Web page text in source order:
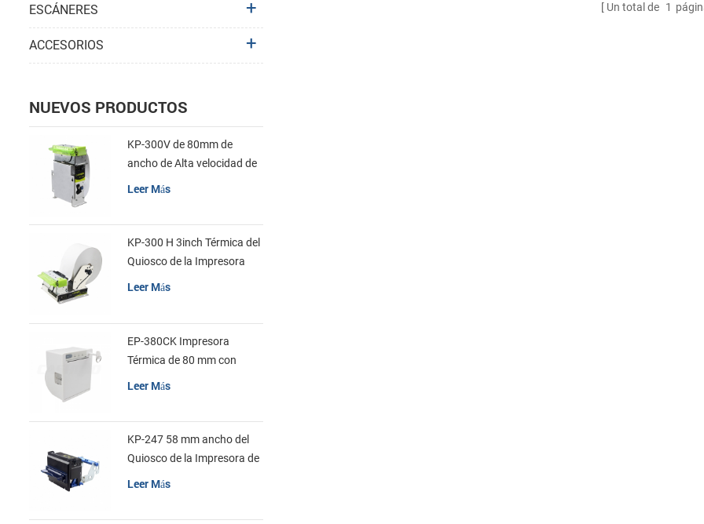
Un total de 1
ESCÁNERES
ACCESORIOS
NUEVOS PRODUCTOS
KP-300V de 80mm de
ancho de Alta velocidad de
la Impresora Térmica del
Leer Más
KP-300 H 3inch Térmica del
Quiosco de la Impresora
Módulo de
Leer Más
EP-380CK Impresora
Térmica de 80 mm con
Leer Más
KP-247 58 mm ancho del
Quiosco de la Impresora de
Leer Más